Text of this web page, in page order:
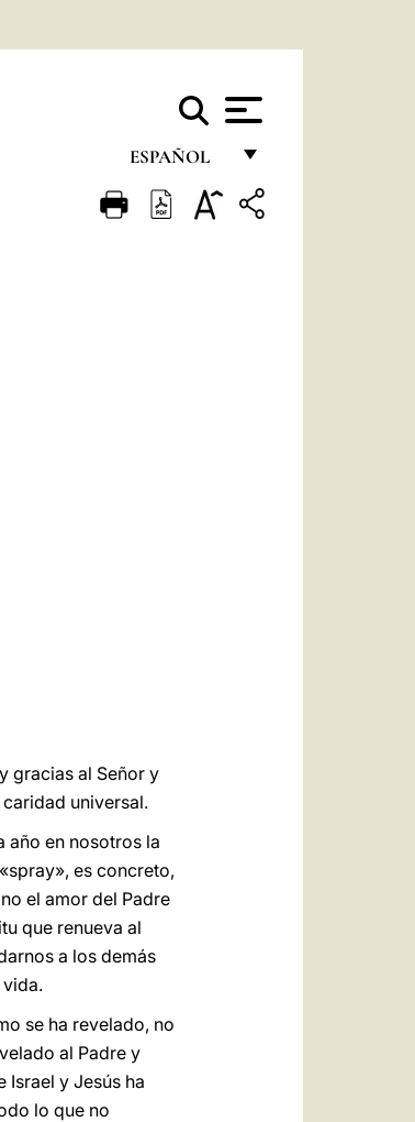
ESPAÑOL
FRANÇAIS
gracias al Señor y
universal.
año en nosotros la
es concreto,
el amor del Padre
que renueva al
a los demás
se ha revelado, no
al Padre y
Israel y Jesús ha
lo que no